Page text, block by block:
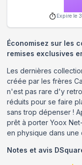
Expire le
Économisez sur les
remises exclusives
Les dernières
créée par les frères
n'est pas rare d'y
réduits pour se faire
sans trop dépenser !
prêt à porter Yoox
en physique dans une
Notes et avis